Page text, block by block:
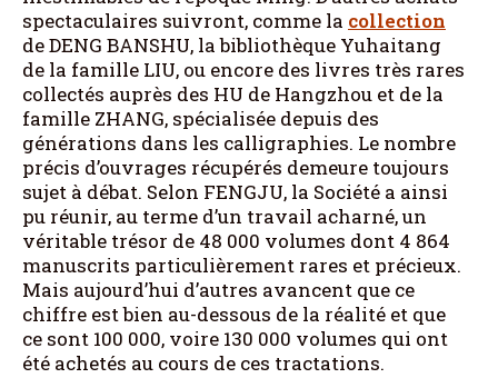
spectaculaires suivront, comme la collection
de DENG BANSHU, la bibliothèque Yuhaitang
de la famille LIU, ou encore des livres très rares
collectés auprès des HU de Hangzhou et de la
famille ZHANG, spécialisée depuis des
générations dans les calligraphies. Le nombre
précis d’ouvrages récupérés demeure toujours
sujet à débat. Selon FENGJU, la Société a ainsi
pu réunir, au terme d’un travail acharné, un
véritable trésor de 48 000 volumes dont 4 864
manuscrits particulièrement rares et précieux.
Mais aujourd’hui d’autres avancent que ce
chiffre est bien au-dessous de la réalité et que
ce sont 100 000, voire 130 000 volumes qui ont
été achetés au cours de ces tractations.